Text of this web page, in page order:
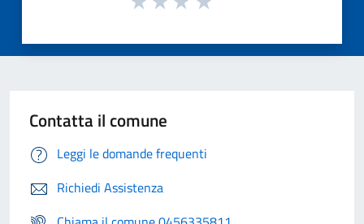
Contatta il comune
Leggi le domande frequenti
Richiedi Assistenza